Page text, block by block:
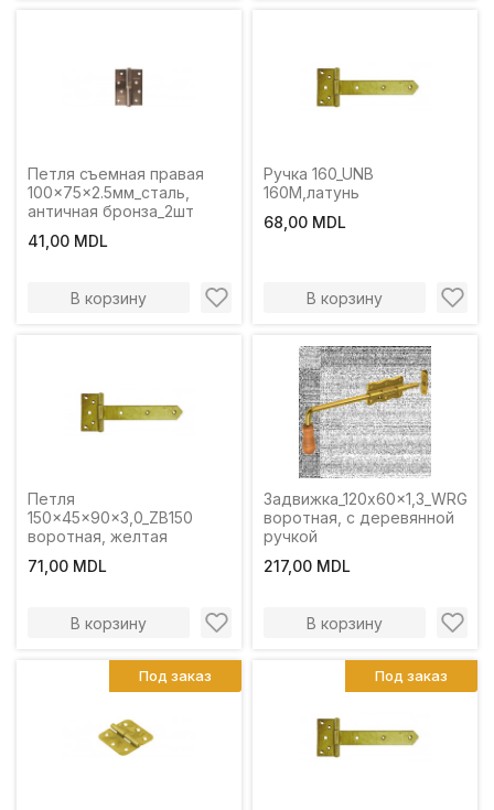
Петля съемная правая
100x75x2.5мм_сталь,
античная бронза_2шт
41,00 MDL
В корзину
Ручка 160_UNB
160M,латунь
68,00 MDL
В корзину
Петля
150x45x90x3,0_ZB150
воротная, желтая
71,00 MDL
В корзину
Задвижка_120x60x1,3_WRG120
воротная, с деревянной
ручкой
217,00 MDL
В корзину
Под заказ Под заказ